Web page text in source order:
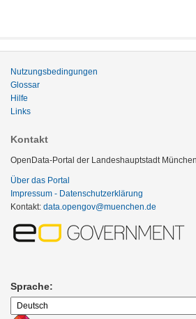
Nutzungsbedingungen
Glossar
Hilfe
Links
Kontakt
OpenData-Portal der Landeshauptstadt München
Über das Portal
Impressum - Datenschutzerklärung
Kontakt: data.opengov@muenchen.de
Sprache